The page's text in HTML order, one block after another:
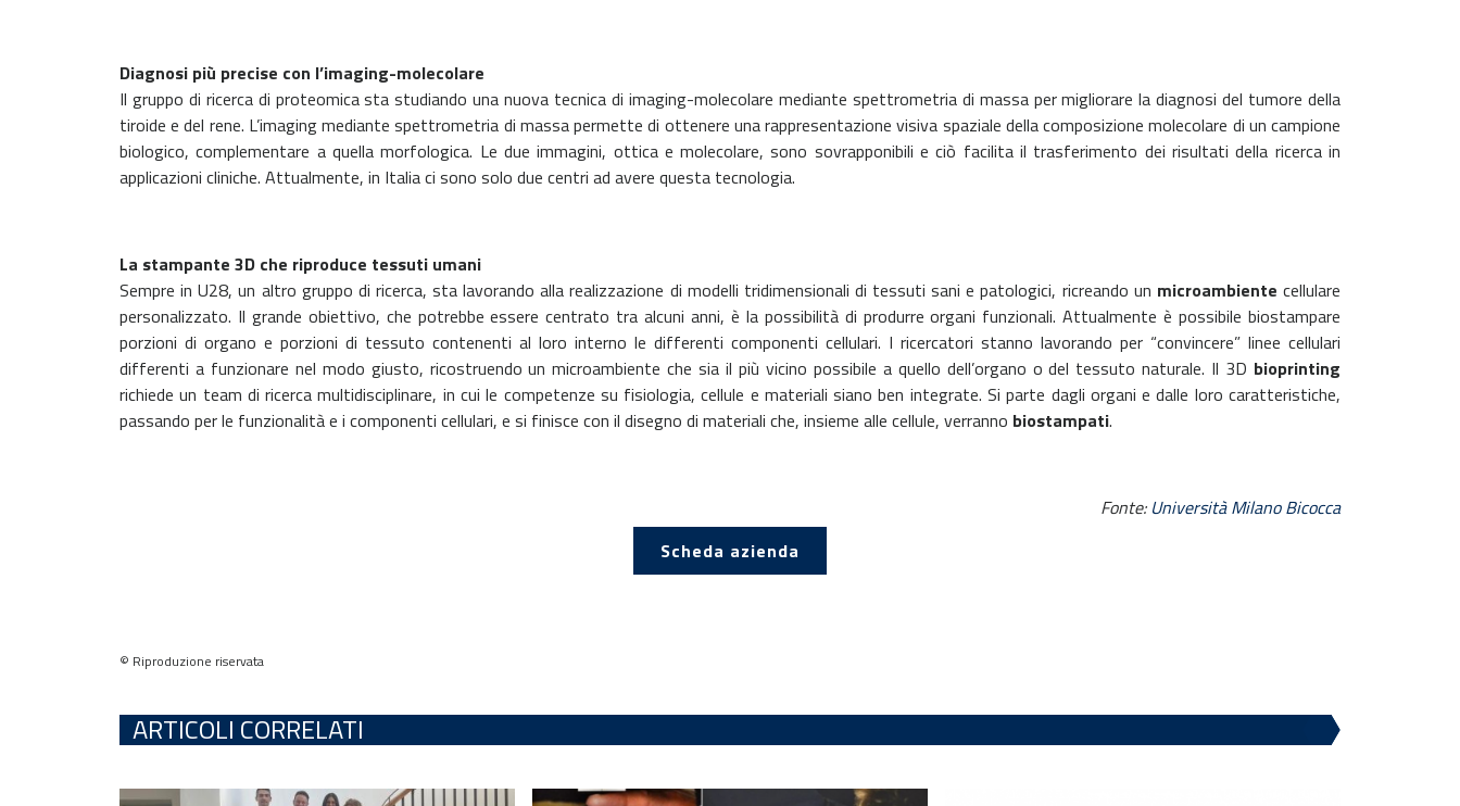
Diagnosi più precise con l’imaging-molecolare
Il gruppo di ricerca di proteomica sta studiando una nuova tecnica di imaging-molecolare mediante spettrometria di massa per migliorare la diagnosi del tumore della
tiroide e del rene. L’imaging mediante spettrometria di massa permette di ottenere una rappresentazione visiva spaziale della composizione molecolare di un campione
biologico, complementare a quella morfologica. Le due immagini, ottica e molecolare, sono sovrapponibili e ciò facilita il trasferimento dei risultati della ricerca in
applicazioni cliniche. Attualmente, in Italia ci sono solo due centri ad avere questa tecnologia.
La stampante 3D che riproduce tessuti umani
Sempre in U28, un altro gruppo di ricerca, sta lavorando alla realizzazione di modelli tridimensionali di tessuti sani e patologici, ricreando un microambiente cellulare
personalizzato. Il grande obiettivo, che potrebbe essere centrato tra alcuni anni, è la possibilità di produrre organi funzionali. Attualmente è possibile biostampare
porzioni di organo e porzioni di tessuto contenenti al loro interno le differenti componenti cellulari. I ricercatori stanno lavorando per “convincere” linee cellulari
differenti a funzionare nel modo giusto, ricostruendo un microambiente che sia il più vicino possibile a quello dell’organo o del tessuto naturale. Il 3D bioprinting
richiede un team di ricerca multidisciplinare, in cui le competenze su fisiologia, cellule e materiali siano ben integrate. Si parte dagli organi e dalle loro caratteristiche,
passando per le funzionalità e i componenti cellulari, e si finisce con il disegno di materiali che, insieme alle cellule, verranno biostampati.
Fonte: Università Milano Bicocca
Scheda azienda
© Riproduzione riservata
ARTICOLI CORRELATI